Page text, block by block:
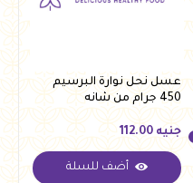
عسل نحل نوارة البرسيم
450 جرام من شانه
جنيه
جنيه 112.00
أضف للسلة